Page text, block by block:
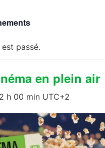
passé.
en plein air
h 00 min UTC+2